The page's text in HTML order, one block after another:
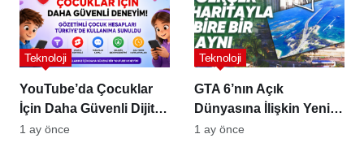
YouTube’da Çocuklar
İçin Daha Güvenli Dijital
Deneyim
Teknoloji
1 ay önce
GTA 6’nın Açık
Dünyasına İlişkin Yeni
Detaylar Sızdı!
Teknoloji
1 ay önce